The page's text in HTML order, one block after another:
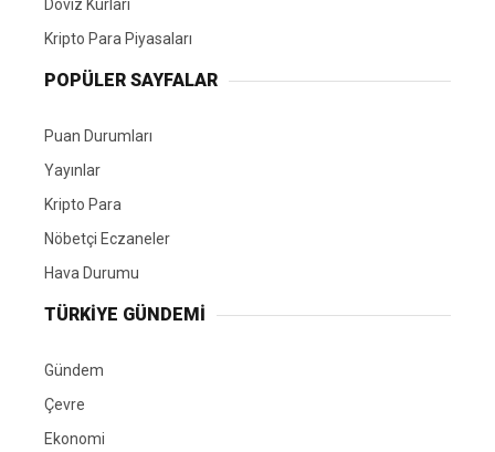
Döviz Kurları
Kripto Para Piyasaları
POPÜLER SAYFALAR
Puan Durumları
Yayınlar
Kripto Para
Nöbetçi Eczaneler
Hava Durumu
TÜRKIYE GÜNDEMI
Gündem
Çevre
Ekonomi